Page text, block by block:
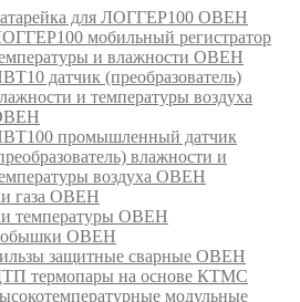
для ЛОГГЕР100 ОВЕН
мобильный регистратор
и влажности ОВЕН
датчик (преобразователь)
и температуры воздуха
промышленный датчик
влажности и
воздуха ОВЕН
газа ОВЕН
температуры ОВЕН
ОВЕН
защитные сварные ОВЕН
термопары на основе КТМС
модульные